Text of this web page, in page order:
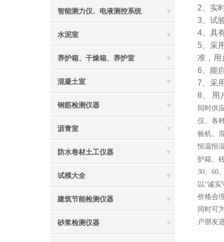
智能测力仪、电液测控系统
水泥室
养护箱、干燥箱、养护室
混凝土室
钢筋检测仪器
沥青室
防水卷材土工仪器
试模大全
建筑节能检测仪器
砂浆检测仪器
2 、实
3 、试
4
具
5 、采
准，用
6 、能
7 、采
8、 用
同时供
仪、各
验机、
恒温恒
护箱、
30、60
以“诚
价格合
同时可
户朋友